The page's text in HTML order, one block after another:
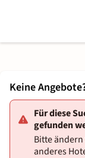
Keine
Für diese
gefunden
Bitte
anderes